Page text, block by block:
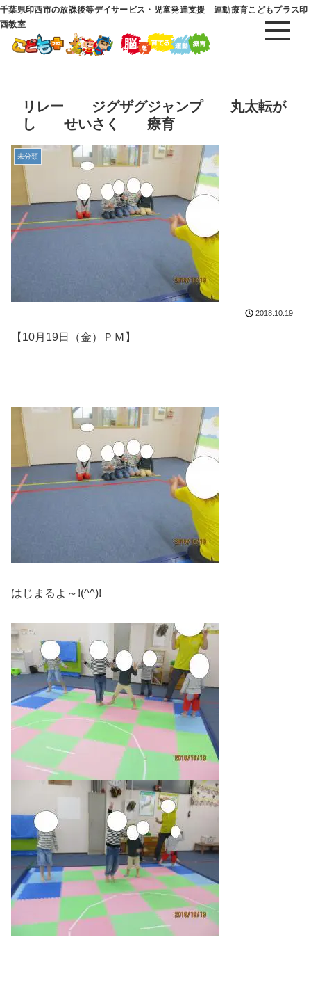
千葉県印西市の放課後等デイサービス・児童発達支援 運動療育こどもプラス印
西教室
リレー ジグザグジャンプ 丸太転が
し せいさく 療育
未分類
2018.10.19
【10月19日（金）ＰＭ】
はじまるよ～!(^^)!